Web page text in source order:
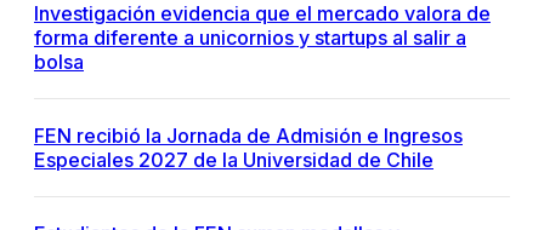
Investigación evidencia que el mercado valora de
forma diferente a unicornios y startups al salir a
bolsa
FEN recibió la Jornada de Admisión e Ingresos
Especiales 2027 de la Universidad de Chile